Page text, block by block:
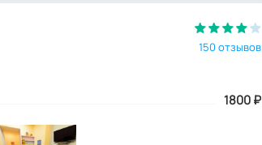
150 отзывов
1800₽